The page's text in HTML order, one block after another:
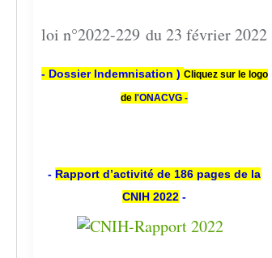
loi n°2022-229 du 23 février 2022
- Dossier Indemnisation ) Cliquez sur le logo
de l'ONACVG -
- Rapport d’activité de 186 pages de la
CNIH 2022 -